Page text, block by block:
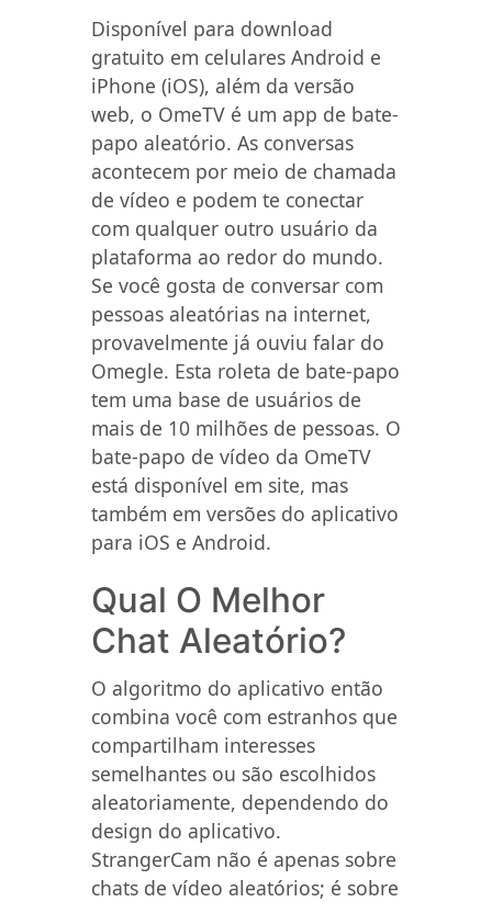
Disponível para download
gratuito em celulares Android e
iPhone (iOS), além da versão
web, o OmeTV é um app de bate-
papo aleatório. As conversas
acontecem por meio de chamada
de vídeo e podem te conectar
com qualquer outro usuário da
plataforma ao redor do mundo.
Se você gosta de conversar com
pessoas aleatórias na internet,
provavelmente já ouviu falar do
Omegle. Esta roleta de bate-papo
tem uma base de usuários de
mais de 10 milhões de pessoas. O
bate-papo de vídeo da OmeTV
está disponível em site, mas
também em versões do aplicativo
para iOS e Android.
Qual O Melhor
Chat Aleatório?
O algoritmo do aplicativo então
combina você com estranhos que
compartilham interesses
semelhantes ou são escolhidos
aleatoriamente, dependendo do
design do aplicativo.
StrangerCam não é apenas sobre
chats de vídeo aleatórios; é sobre